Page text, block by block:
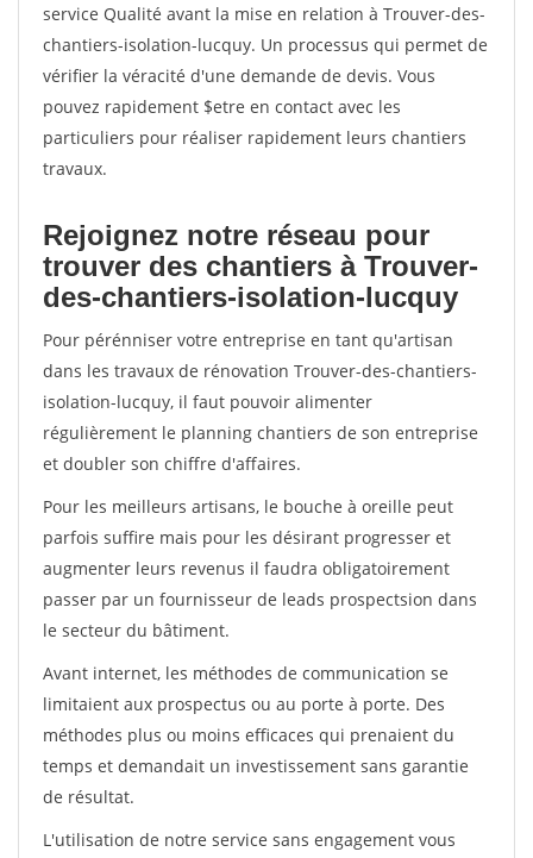
service Qualité avant la mise en relation à Trouver-des-
chantiers-isolation-lucquy. Un processus qui permet de
vérifier la véracité d'une demande de devis. Vous
pouvez rapidement $etre en contact avec les
particuliers pour réaliser rapidement leurs chantiers
travaux.
Rejoignez notre réseau pour
trouver des chantiers à Trouver-
des-chantiers-isolation-lucquy
Pour pérénniser votre entreprise en tant qu'artisan
dans les travaux de rénovation Trouver-des-chantiers-
isolation-lucquy, il faut pouvoir alimenter
régulièrement le planning chantiers de son entreprise
et doubler son chiffre d'affaires.
Pour les meilleurs artisans, le bouche à oreille peut
parfois suffire mais pour les désirant progresser et
augmenter leurs revenus il faudra obligatoirement
passer par un fournisseur de leads prospectsion dans
le secteur du bâtiment.
Avant internet, les méthodes de communication se
limitaient aux prospectus ou au porte à porte. Des
méthodes plus ou moins efficaces qui prenaient du
temps et demandait un investissement sans garantie
de résultat.
L'utilisation de notre service sans engagement vous